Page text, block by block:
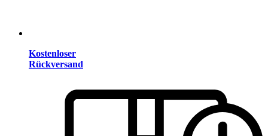
Kostenloser
Rückversand